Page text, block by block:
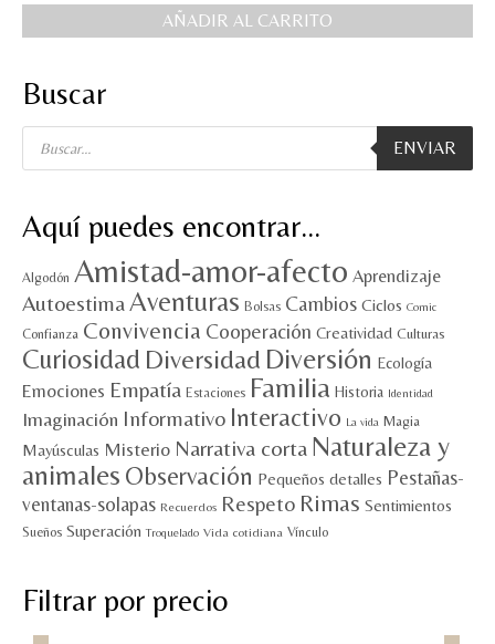
cuento
AÑADIR AL CARRITO
Buscar
Búsqueda
productos
ENVIAR
Aquí puedes encontrar…
Algodón Amistad-amor-afecto Aprendizaje
AutoestimaAventuras Bolsas Cambios Ciclos Comic
Confianza Convivencia Cooperación Creatividad Culturas
Curiosidad Diversidad Diversión Ecología
Emociones Empatía Estaciones Familia Historia Identidad
Imaginación Informativo Interactivo La vida Magia
Mayúsculas Misterio Narrativa corta Naturaleza y
animales Observación Pequeños detalles Pestañas-
ventanas-solapas Recuerdos Respeto Rimas Sentimientos
Sueños Superación Troquelado Vida cotidiana Vínculo
Filtrar por precio